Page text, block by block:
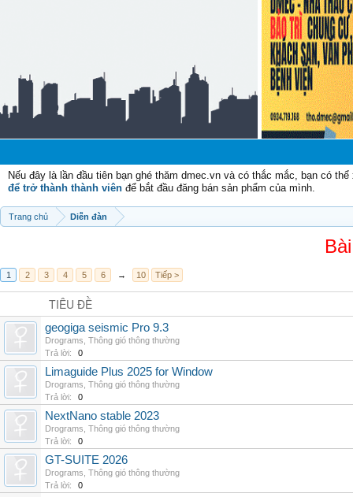
Nếu đây là lần đầu tiên bạn ghé thăm dmec.vn và có thắc mắc, bạn có
để trở thành thành viên để bắt đầu đăng bán sản phẩm của mình.
Trang chủ Diễn đàn
1 2 3 4 5 6 → 10 Tiếp >
TIÊU ĐỀ
geogiga seismic Pro 9.3
Drograms Thông gió thông thường
Trả lời:
0
Limaguide Plus 2025 for Window
Drograms Thông gió thông thường
Trả lời:
0
NextNano stable 2023
Drograms Thông gió thông thường
Trả lời:
0
GT-SUITE 2026
Drograms Thông gió thông thường
Trả lời:
0